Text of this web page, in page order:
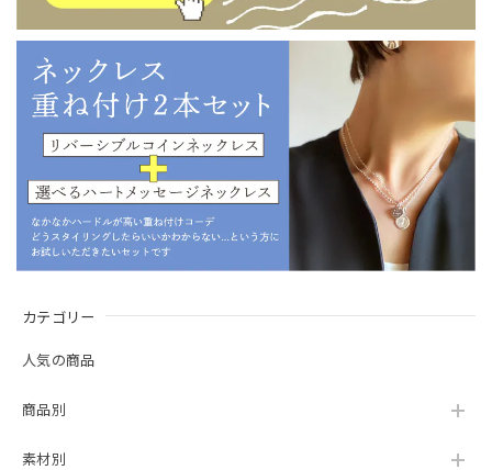
カテゴリー
人気の商品
商品別
素材別